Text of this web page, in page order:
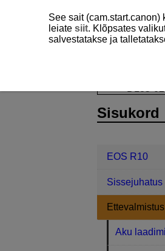
Sisukord
EOS R10
Sissejuhatus
Aku
See sait
leiate siit. Klõpsates
salvestatakse ja